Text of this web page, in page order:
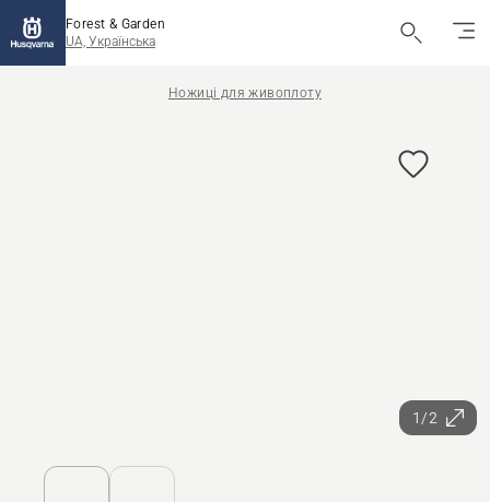
Forest & Garden
UA, Українська
Ножиці для живоплоту
1/2